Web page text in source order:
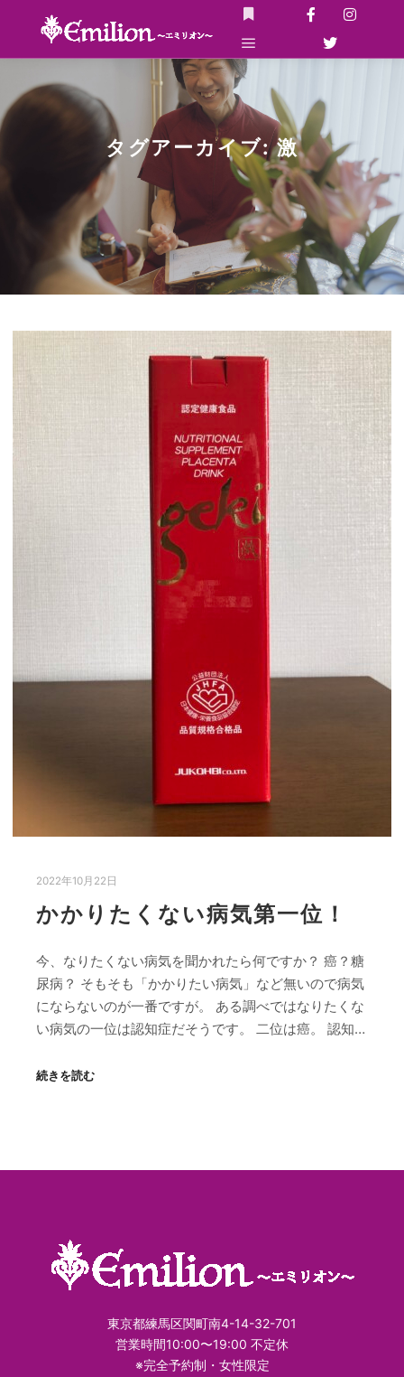
詳細
メインメニュー
タグアーカイブ:激
2022年10月22日
かかりたくない病気第一位！
今、なりたくない病気を聞かれたら何ですか？ 癌？糖
尿病？ そもそも「かかりたい病気」など無いので病気
にならないのが一番ですが。 ある調べではなりたくな
い病気の一位は認知症だそうです。 二位は癌。 認知…
続きを読む
東京都練馬区関町南4-14-32-701
営業時間10:00〜19:00 不定休
※完全予約制・女性限定